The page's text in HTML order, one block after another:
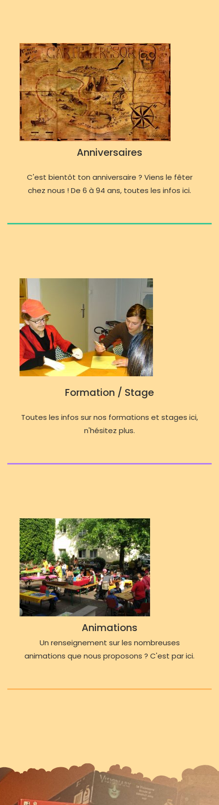
Anniversaires
C'est bientôt ton anniversaire ? Viens le fêter
chez nous ! De 6 à 94 ans, toutes les infos ici.
Formation / Stage
Toutes les infos sur nos formations et stages ici,
n'hésitez plus.
Animations
Un renseignement sur les nombreuses
animations que nous proposons ? C'est par ici.